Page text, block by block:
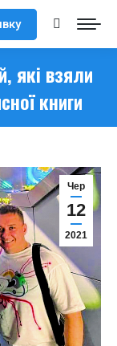
Search:
які взяли
книги
Чер
12
2021